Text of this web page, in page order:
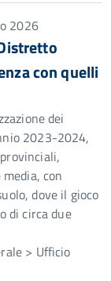
2026
con quelli
dei
2023-2024,
con
dove il gioco
di circa due
> Ufficio